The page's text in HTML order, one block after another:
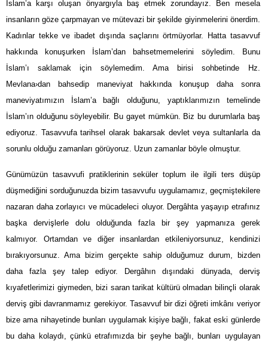
İslam’a karşı oluşan önyargıyla baş etmek zorundayız. Ben mesela
insanların göze çarpmayan ve mütevazi bir şekilde giyinmelerini önerdim.
Kadınlar tekke ve ibadet dışında saçlarını örtmüyorlar. Hatta tasavvuf
hakkında konuşurken İslam’dan bahsetmemelerini söyledim. Bunu
İslam’ı saklamak için söylemedim. Ama birisi sohbetinde Hz.
Mevlana›dan bahsedip maneviyat hakkında konuşup daha sonra
maneviyatımızın İslam’a bağlı olduğunu, yaptıklarımızın temelinde
İslam’ın olduğunu söyleyebilir. Bu gayet mümkün. Biz bu durumlarla baş
ediyoruz. Tasavvufa tarihsel olarak bakarsak devlet veya sultanlarla da
sorunlu olduğu zamanları görüyoruz. Uzun zamanlar böyle olmuştur.
Günümüzün tasavvufi pratiklerinin seküler toplum ile ilgili ters düşüp
düşmediğini sorduğunuzda bizim tasavvufu uygulamamız, geçmiştekilere
nazaran daha zorlayıcı ve mücadeleci oluyor. Dergâhta yaşayıp etrafınız
başka dervişlerle dolu olduğunda fazla bir şey yapmanıza gerek
kalmıyor. Ortamdan ve diğer insanlardan etkileniyorsunuz, kendinizi
bırakıyorsunuz. Ama bizim gerçekte sahip olduğumuz durum, bizden
daha fazla şey talep ediyor. Dergâhın dışındaki dünyada, derviş
kıyafetlerimizi giymeden, bizi saran tarikat kültürü olmadan bilinçli olarak
derviş gibi davranmamız gerekiyor. Tasavvuf bir dizi öğreti imkânı veriyor
bize ama nihayetinde bunları uygulamak kişiye bağlı, fakat eski günlerde
bu daha kolaydı, çünkü etrafımızda bir şeyhe bağlı, bunları uygulayan